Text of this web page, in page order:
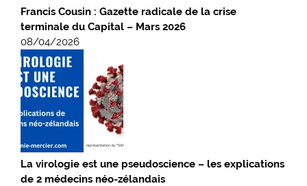
Francis Cousin : Gazette radicale de la crise
terminale du Capital – Mars 2026
08/04/2026
La virologie est une pseudoscience – les explications
de 2 médecins néo-zélandais